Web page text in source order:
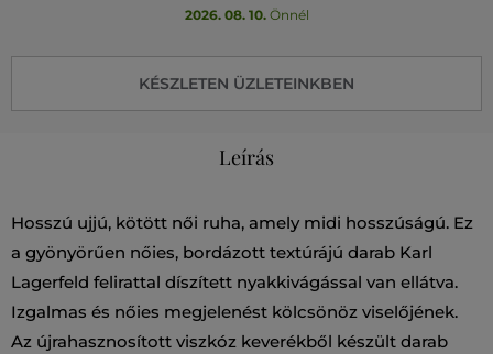
2026. 08. 10.Önnél
KÉSZLETEN ÜZLETEINKBEN
Leírás
Hosszú ujjú, kötött női ruha, amely midi hosszúságú. Ez
a gyönyörűen nőies, bordázott textúrájú darab Karl
Lagerfeld felirattal díszített nyakkivágással van ellátva.
Izgalmas és nőies megjelenést kölcsönöz viselőjének.
Az újrahasznosított viszkóz keverékből készült darab